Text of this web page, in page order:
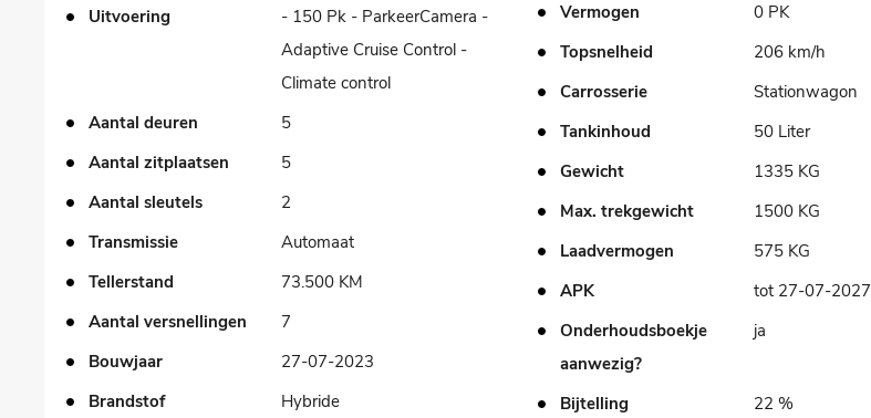
Uitvoering
- 150 Pk - ParkeerCamera -
Adaptive Cruise Control -
Climate control
Aantal deuren
5
Aantal zitplaatsen
5
Aantal sleutels
2
Transmissie
Automaat
Tellerstand
73.500 KM
Aantal versnellingen
7
Bouwjaar
27-07-2023
Brandstof
Hybride
Vermogen
0 PK
Topsnelheid
206 km/h
Carrosserie
Stationwagon
Tankinhoud
50 Liter
Gewicht
1335 KG
Max. trekgewicht
1500 KG
Laadvermogen
575 KG
APK
tot 27-07-2027
Onderhoudsboekje
aanwezig?
ja
Bijtelling
22 %